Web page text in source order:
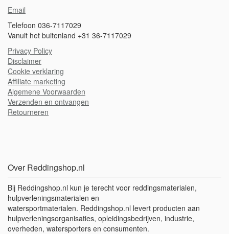
Email
Telefoon 036-7117029
Vanuit het buitenland +31 36-7117029
Privacy Policy
Disclaimer
Cookie verklaring
Affiliate marketing
Algemene Voorwaarden
Verzenden en ontvangen
Retourneren
Over Reddingshop.nl
Bij Reddingshop.nl kun je terecht voor reddingsmaterialen,
hulpverleningsmaterialen en
watersportmaterialen. Reddingshop.nl levert producten aan
hulpverleningsorganisaties, opleidingsbedrijven, industrie,
overheden, watersporters en consumenten.